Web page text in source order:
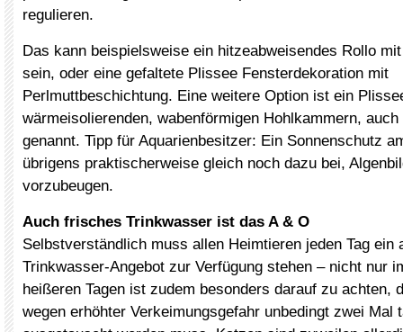
regulieren.
Das kann beispielsweise ein hitzeabweisendes Rollo
sein, oder eine gefaltete Plissee Fensterdekoration mit
Perlmuttbeschichtung. Eine weitere Option ist ein
wärmeisolierenden, wabenförmigen Hohlkammern,
genannt. Tipp für Aquarienbesitzer: Ein Sonnenschutz
übrigens praktischerweise gleich noch dazu bei,
vorzubeugen.
Auch frisches Trinkwasser ist das A & O
Selbstverständlich muss allen Heimtieren jeden Tag ein
Trinkwasser-Angebot zur Verfügung stehen – nicht nur
heißeren Tagen ist zudem besonders darauf zu achten,
wegen erhöhter Verkeimungsgefahr unbedingt zwei Mal